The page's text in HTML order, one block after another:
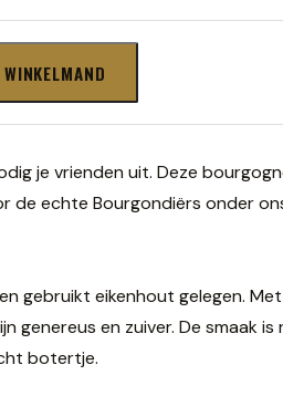
je vrienden uit. Deze
de echte Bourgondiërs onder
gebruikt eikenhout gelegen.
genereus en zuiver. De smaak is
botertje.